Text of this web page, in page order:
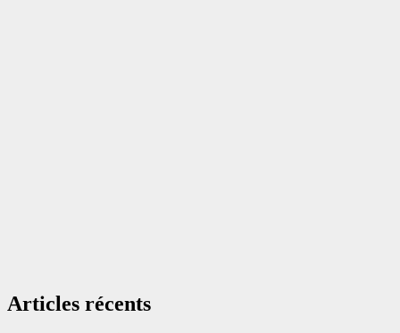
Articles récents